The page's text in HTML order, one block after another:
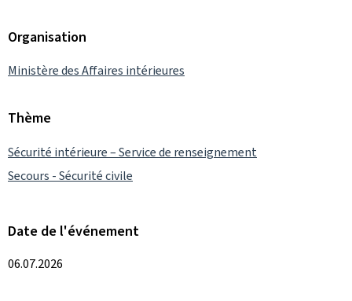
Organisation
Ministère des Affaires intérieures
Thème
Sécurité intérieure – Service de renseignement
Secours - Sécurité civile
Date de l'événement
06.07.2026